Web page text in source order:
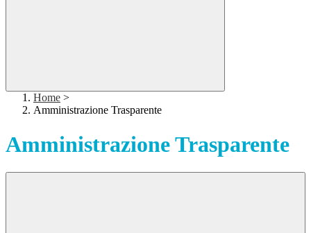
Home >
Amministrazione Trasparente
Amministrazione Trasparente